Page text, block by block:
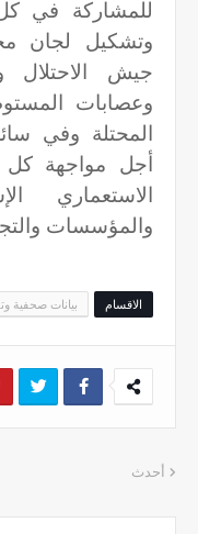
للمشاركة في كل
وتشكيل لجان
جيش الاحتلال
وعصابات
المحتلة وفي
أجل مواجهة كل
الاستعماري
والمؤسسات
الاقسام بيانات صحفية
أحدث